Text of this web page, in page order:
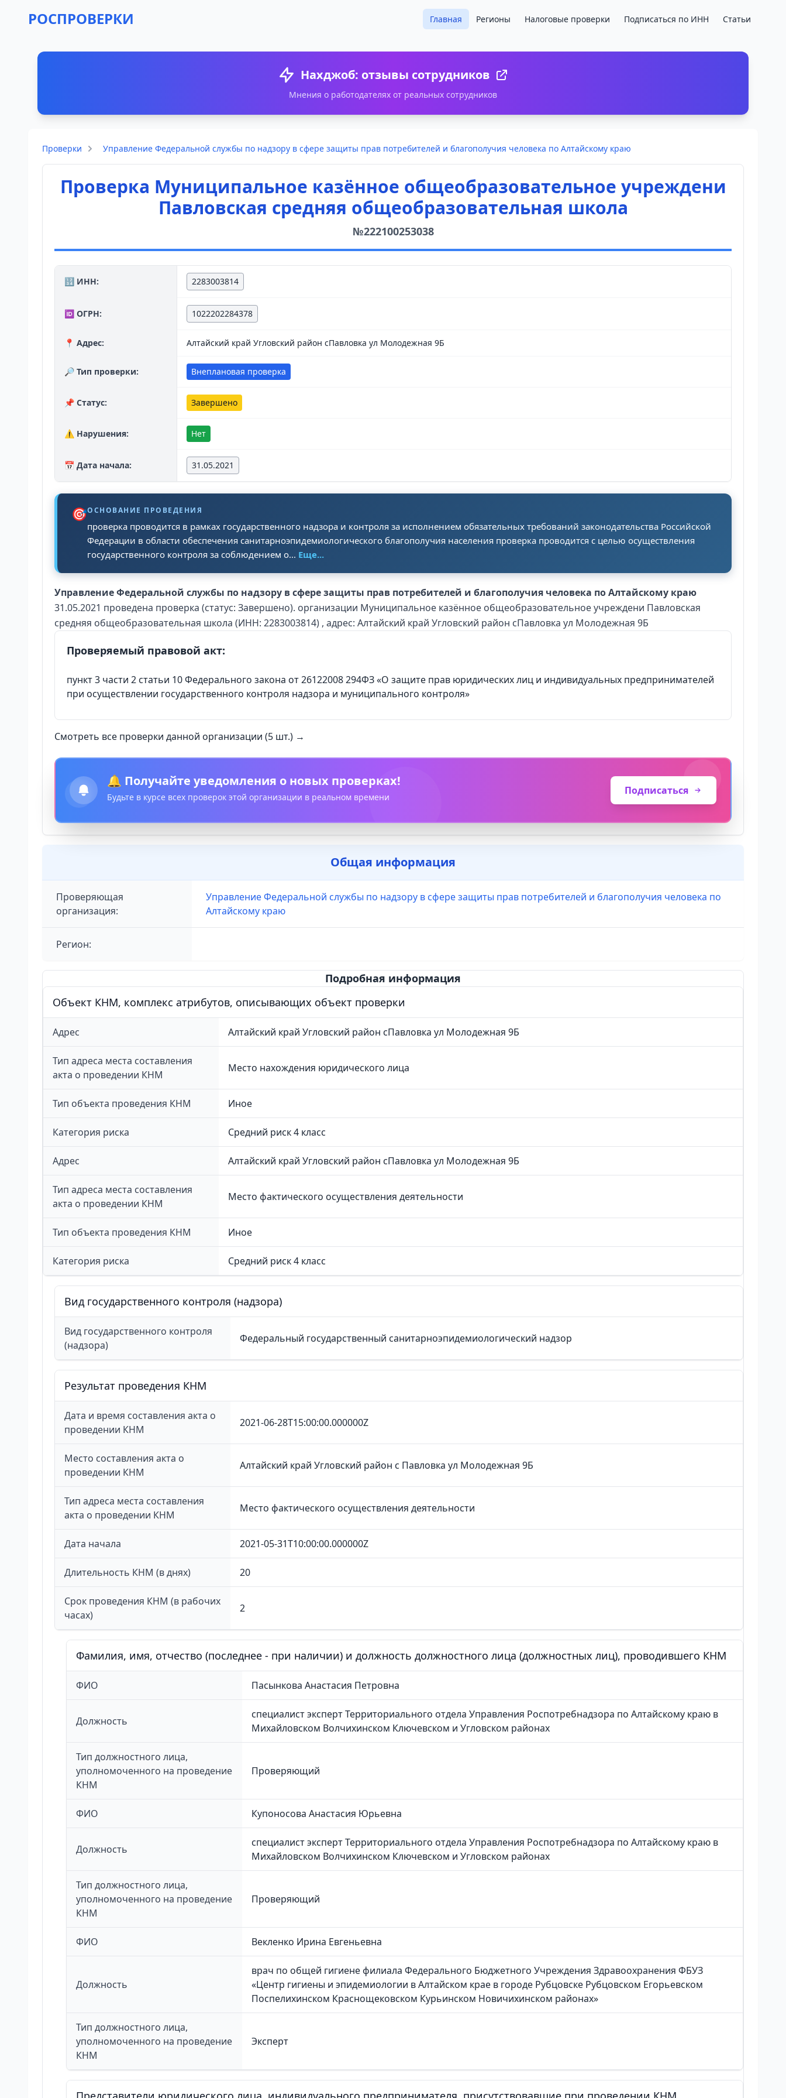
РОСПРОВЕРКИ Главная Регионы Налоговые проверки Подписаться по ИНН Статьи
Нахджоб: отзывы сотрудников
Мнения о работодателях от реальных сотрудников
Проверки Управление Федеральной службы по надзору в сфере защиты прав потребителей и благополучия человека по Алтайскому краю
Проверка Муниципальное казённое общеобразовательное учреждени
Павловская средняя общеобразовательная школа
№222100253038
🔢 ИНН: 2283003814
🆔 ОГРН: 1022202284378
📍 Адрес: Алтайский край Угловский район сПавловка ул Молодежная 9Б
🔎 Тип проверки: Внеплановая проверка
📌 Статус: Завершено
⚠️ Нарушения: Нет
📅 Дата начала: 31.05.2021
🎯ОСНОВАНИЕ ПРОВЕДЕНИЯ
проверка проводится в рамках государственного надзора и контроля за исполнением обязательных требований законодательства Российской
Федерации в области обеспечения санитарноэпидемиологического благополучия населения проверка проводится с целью осуществления
государственного контроля за соблюдением о... Еще...
Управление Федеральной службы по надзору в сфере защиты прав потребителей и благополучия человека по Алтайскому краю
31.05.2021 проведена проверка (статус: Завершено). организации Муниципальное казённое общеобразовательное учреждени Павловская
средняя общеобразовательная школа (ИНН: 2283003814) , адрес: Алтайский край Угловский район сПавловка ул Молодежная 9Б
Проверяемый правовой акт:
пункт 3 части 2 статьи 10 Федерального закона от 26122008 294ФЗ «О защите прав юридических лиц и индивидуальных предпринимателей
при осуществлении государственного контроля надзора и муниципального контроля»
Смотреть все проверки данной организации (5 шт.) →
🔔 Получайте уведомления о новых проверках!
Будьте в курсе всех проверок этой организации в реальном времени
Подписаться
Общая информация
Проверяющая
организация:
Управление Федеральной службы по надзору в сфере защиты прав потребителей и благополучия человека по
Алтайскому краю
Регион:
Подробная информация
Объект КНМ, комплекс атрибутов, описывающих объект проверки
Адрес Алтайский край Угловский район сПавловка ул Молодежная 9Б
Тип адреса места составления
акта о проведении КНМ
Место нахождения юридического лица
Тип объекта проведения КНМ Иное
Категория риска Средний риск 4 класс
Адрес Алтайский край Угловский район сПавловка ул Молодежная 9Б
Тип адреса места составления
акта о проведении КНМ
Место фактического осуществления деятельности
Тип объекта проведения КНМ Иное
Категория риска Средний риск 4 класс
Вид государственного контроля (надзора)
Вид государственного контроля
(надзора)
Федеральный государственный санитарноэпидемиологический надзор
Результат проведения КНМ
Дата и время составления акта о
проведении КНМ
2021-06-28T15:00:00.000000Z
Место составления акта о
проведении КНМ
Алтайский край Угловский район с Павловка ул Молодежная 9Б
Тип адреса места составления
акта о проведении КНМ
Место фактического осуществления деятельности
Дата начала 2021-05-31T10:00:00.000000Z
Длительность КНМ (в днях) 20
Срок проведения КНМ (в рабочих
часах)
2
Фамилия, имя, отчество (последнее - при наличии) и должность должностного лица (должностных лиц), проводившего КНМ
ФИО Пасынкова Анастасия Петровна
Должность
специалист эксперт Территориального отдела Управления Роспотребнадзора по Алтайскому краю в
Михайловском Волчихинском Ключевском и Угловском районах
Тип должностного лица,
уполномоченного на проведение
КНМ
Проверяющий
ФИО Купоносова Анастасия Юрьевна
Должность
специалист эксперт Территориального отдела Управления Роспотребнадзора по Алтайскому краю в
Михайловском Волчихинском Ключевском и Угловском районах
Тип должностного лица,
уполномоченного на проведение
КНМ
Проверяющий
ФИО Векленко Ирина Евгеньевна
Должность
врач по общей гигиене филиала Федерального Бюджетного Учреждения Здравоохранения ФБУЗ
«Центр гигиены и эпидемиологии в Алтайском крае в городе Рубцовске Рубцовском Егорьевском
Поспелихинском Краснощековском Курьинском Новичихинском районах»
Тип должностного лица,
уполномоченного на проведение
КНМ
Эксперт